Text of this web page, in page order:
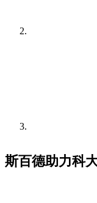
斯百德助力科